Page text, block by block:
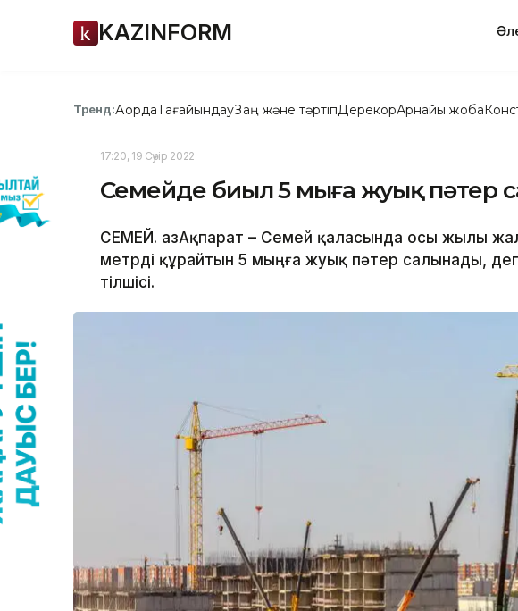
KAZINFORM
Тренд:АқордаТағайындауЗаң және тәртіпДерекқорАрнайы жоба
17:20, 19 Сәуір 2022
Семейде биыл 5 мыңға жуық пәтер
СЕМЕЙ. ҚазАқпарат – Семей қаласында осы жылы
метрді құрайтын 5 мыңға жуық пәтер салынады,
тілшісі.